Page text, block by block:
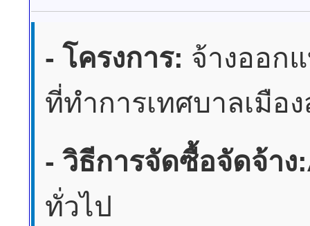
- โครงการ: จ้างออก
ที่ทำการเทศบาลเมือ
- วิธีการจัดซื้อจัดจ้าง:
ทั่วไป